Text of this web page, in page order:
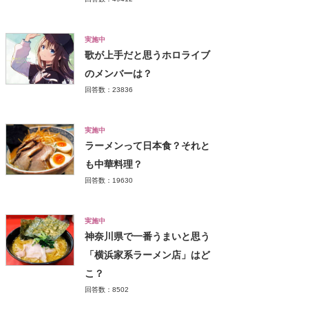
実施中
歌が上手だと思うホロライブ
のメンバーは？
回答数：23836
実施中
ラーメンって日本食？それと
も中華料理？
回答数：19630
実施中
神奈川県で一番うまいと思う
「横浜家系ラーメン店」はど
こ？
回答数：8502